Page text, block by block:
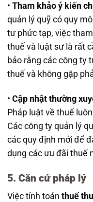
• Tham khảo ý kiến
quản lý quỹ có quy
tư phức tạp, việc
thuế và luật sư là rất
bảo rằng các công ty
thuế và không gặp
• Cập nhật thường
Pháp luật về thuế
Các công ty quản lý
các quy định mới để
dụng các ưu đãi thuế
5. Căn cứ pháp lý
Việc tính toán thuế